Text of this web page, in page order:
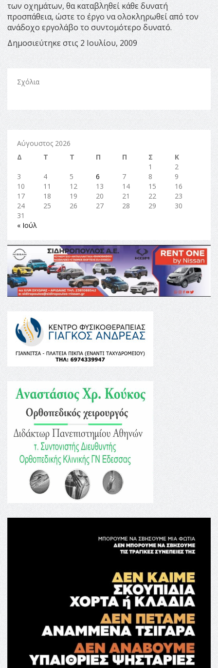
των οχημάτων, θα καταβληθεί κάθε δυνατή
προσπάθεια, ώστε το έργο να ολοκληρωθεί από τον
ανάδοχο εργολάβο το συντομότερο δυνατό.
Δημοσιεύτηκε στις 2 Ιουλίου, 2009
Σχόλια
Αύγουστος 2026
Δ
Τ Τ Π Π Σ
Κ
1
2
3
4 5 6 7 8
9
10
11 12 13 14 15
16
17
18 19 20 21 22
23
24
25 26 27 28 29
30
31
« Ιούλ